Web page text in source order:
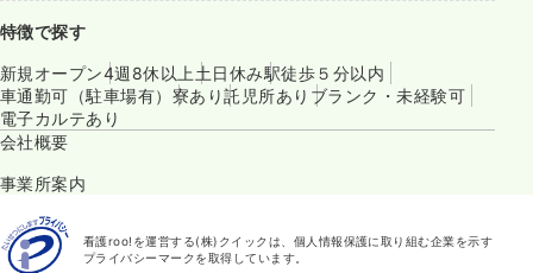
特徴で探す
新規オープン4週8休以上 土日休み駅徒歩５分以内
車通勤可（駐車場有） 寮あり託児所あり ブランク・未経験可
電子カルテあり
会社概要
事業所案内
看護roo!を運営する(株)クイックは、個人情報保護に取り組む企業を示す
プライバシーマークを取得しています。